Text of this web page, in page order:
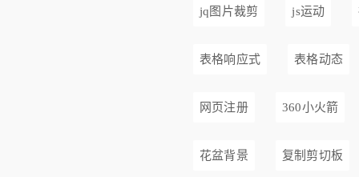
jq图片裁剪 js运动
表格响应式 表格动态
网页注册 360小火箭
花盆背景 复制剪切板